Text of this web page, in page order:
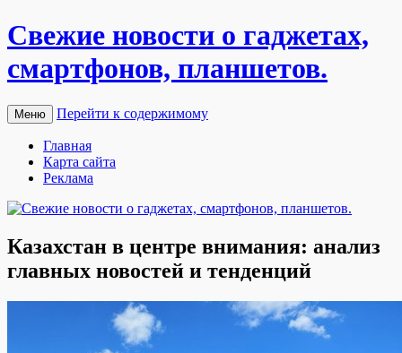
Свежие новости о гаджетах,
смартфонов, планшетов.
Меню Перейти к содержимому
Главная
Карта сайта
Реклама
Казахстан в центре внимания: анализ
главных новостей и тенденций